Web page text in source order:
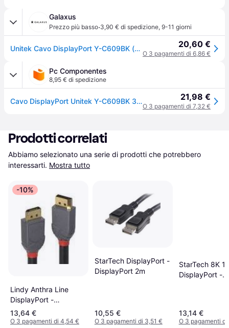
Galaxus
Prezzo più basso·3,90 € di spedizione, 9-11 giorni
Unitek Cavo DisplayPort Y-C609BK (3m), Cavo video, Nero 20,60 €
O 3 pagamenti di 6,86 €
Pc Componentes
8,95 € di spedizione
Cavo DisplayPort Unitek Y-C609BK 3 m Maschio a Maschio Nero 21,98 €
O 3 pagamenti di 7,32 €
Prodotti correlati
Abbiamo selezionato una serie di prodotti che potrebbero
interessarti. Mostra tutto
-10%
Lindy Anthra Line
DisplayPort -
DisplayPort 3m
13,64 €
O 3 pagamenti di 4,54 €
StarTech DisplayPort -
DisplayPort 2m
10,55 €
O 3 pagamenti di 3,51 €
StarTech 8K
DisplayPort -
13,14 €
O 3 pagamenti